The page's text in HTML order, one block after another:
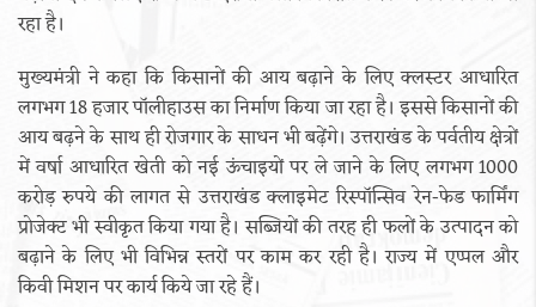
रहा है।
मुख्यमंत्री ने कहा कि किसानों की आय बढ़ाने के लिए क्लस्टर आधारित
लगभग 18 हजार पॉलीहाउस का निर्माण किया जा रहा है। इससे किसानों की
आय बढ़ने के साथ ही रोजगार के साधन भी बढ़ेंगे। उत्तराखंड के पर्वतीय क्षेत्रों
में वर्षा आधारित खेती को नई ऊंचाइयों पर ले जाने के लिए लगभग 1000
करोड़ रुपये की लागत से उत्तराखंड क्लाइमेट रिस्पॉन्सिव रेन-फेड फार्मिंग
प्रोजेक्ट भी स्वीकृत किया गया है। सब्जियों की तरह ही फलों के उत्पादन को
बढ़ाने के लिए भी विभिन्न स्तरों पर काम कर रही है। राज्य में एप्पल और
किवी मिशन पर कार्य किये जा रहे हैं।